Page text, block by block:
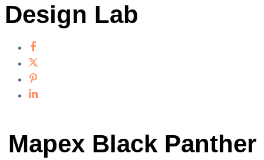
Design Lab
Mapex Black Panther